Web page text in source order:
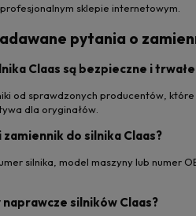
sklepie internetowym.
pytania o
Claas są bezpieczne i
od sprawdzonych producentów,
dla oryginałów.
do silnika Claas?
silnika, model maszyny lub numer
silników Claas?